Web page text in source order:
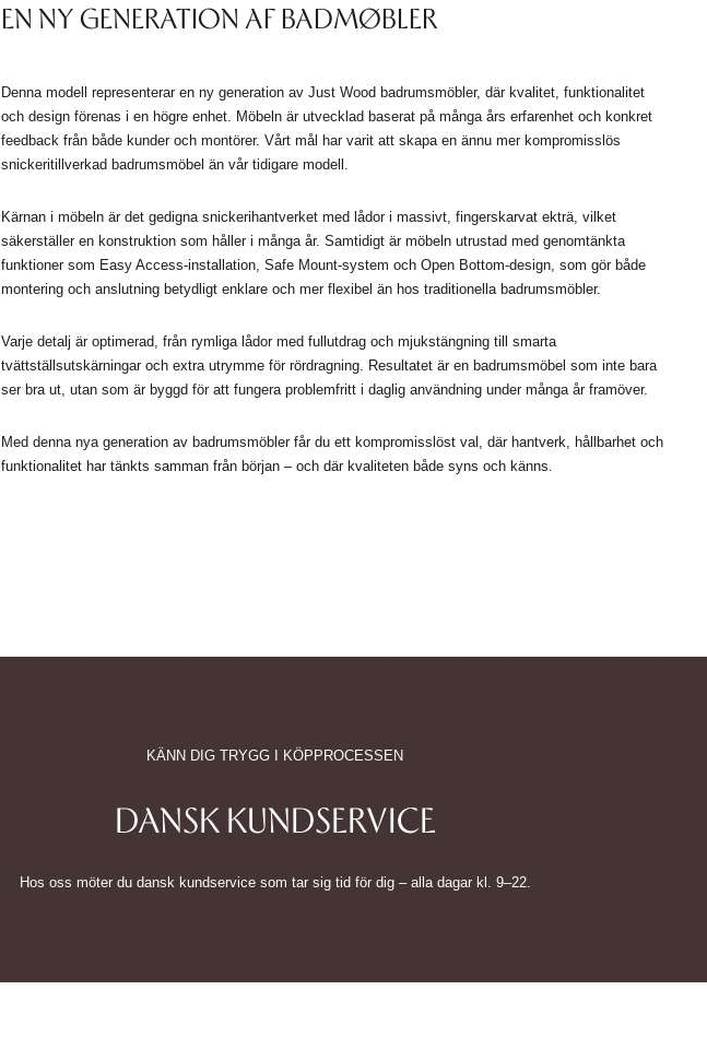
EN NY GENERATION AF BADMØBLER
Denna modell representerar en ny generation av Just Wood badrumsmöbler, där kvalitet, funktionalitet
och design förenas i en högre enhet. Möbeln är utvecklad baserat på många års erfarenhet och konkret
feedback från både kunder och montörer. Vårt mål har varit att skapa en ännu mer kompromisslös
snickeritillverkad badrumsmöbel än vår tidigare modell.
Kärnan i möbeln är det gedigna snickerihantverket med lådor i massivt, fingerskarvat ekträ, vilket
säkerställer en konstruktion som håller i många år. Samtidigt är möbeln utrustad med genomtänkta
funktioner som Easy Access-installation, Safe Mount-system och Open Bottom-design, som gör både
montering och anslutning betydligt enklare och mer flexibel än hos traditionella badrumsmöbler.
Varje detalj är optimerad, från rymliga lådor med fullutdrag och mjukstängning till smarta
tvättställsutskärningar och extra utrymme för rördragning. Resultatet är en badrumsmöbel som inte bara
ser bra ut, utan som är byggd för att fungera problemfritt i daglig användning under många år framöver.
Med denna nya generation av badrumsmöbler får du ett kompromisslöst val, där hantverk, hållbarhet och
funktionalitet har tänkts samman från början – och där kvaliteten både syns och känns.
KÄNN DIG TRYGG I KÖPPROCESSEN
DANSK KUNDSERVICE
Hos oss möter du dansk kundservice som tar sig tid för dig – alla dagar kl. 9–22.